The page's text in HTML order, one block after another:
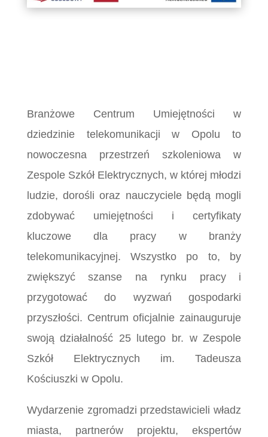
Branżowe Centrum Umiejętności w
dziedzinie telekomunikacji w Opolu to
nowoczesna przestrzeń szkoleniowa w
Zespole Szkół Elektrycznych, w której młodzi
ludzie, dorośli oraz nauczyciele będą mogli
zdobywać umiejętności i certyfikaty
kluczowe dla pracy w branży
telekomunikacyjnej. Wszystko po to, by
zwiększyć szanse na rynku pracy i
przygotować do wyzwań gospodarki
przyszłości. Centrum oficjalnie zainauguruje
swoją działalność 25 lutego br. w Zespole
Szkół Elektrycznych im. Tadeusza
Kościuszki w Opolu.
Wydarzenie zgromadzi przedstawicieli władz
miasta, partnerów projektu, ekspertów